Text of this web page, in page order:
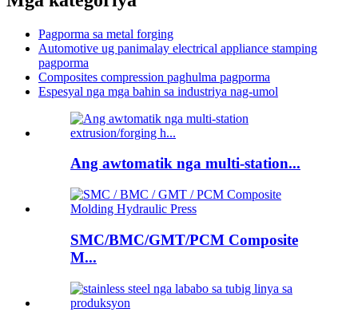
Pagporma sa metal forging
Automotive ug panimalay electrical appliance stamping
pagporma
Composites compression paghulma pagporma
Espesyal nga mga bahin sa industriya nag-umol
Ang awtomatik nga multi-station...
SMC/BMC/GMT/PCM Composite
M...